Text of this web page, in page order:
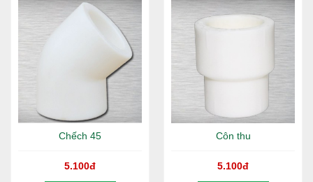
Kho Bình Chánh:
Tỉnh lộ 10, Xã Lê Minh Xuân, H. Bình Chánh,
Kho Quận 8:
1800 646486 ( miễn phí 028 668 35 368
Chếch 45
5.100đ
Côn thu
5.100đ